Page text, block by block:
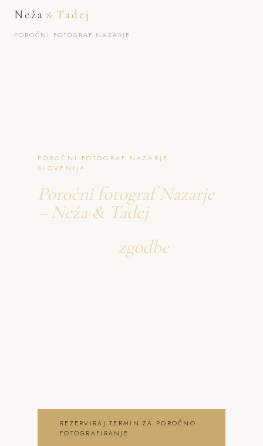
Neža & Tadej
POROČNI FOTOGRAF NAZARJE
POROČNI FOTOGRAF NAZARJE ·
SLOVENIJA
Poročni fotograf Nazarje
– Neža & Tadej
zgodbe
o poročno fotografiranje
REZERVIRAJ TERMIN ZA POROČNO
FOTOGRAFIRANJE